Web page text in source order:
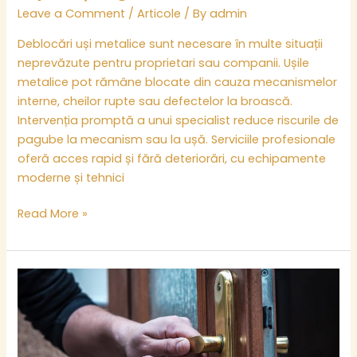
Leave a Comment /Articole / Byadmin
Deblocări uși metalice sunt necesare în multe situații
neprevăzute pentru proprietari sau companii. Ușile
metalice pot rămâne blocate din cauza mecanismelor
interne, cheilor rupte sau defectelor la broască.
Intervenția promptă a unui specialist reduce riscurile de
pagube la mecanism sau la ușă. Serviciile profesionale
oferă acces rapid și fără deteriorări, cu echipamente
moderne și tehnici
Read More »
Deblocări
rapide
în
Ilfov:
situații